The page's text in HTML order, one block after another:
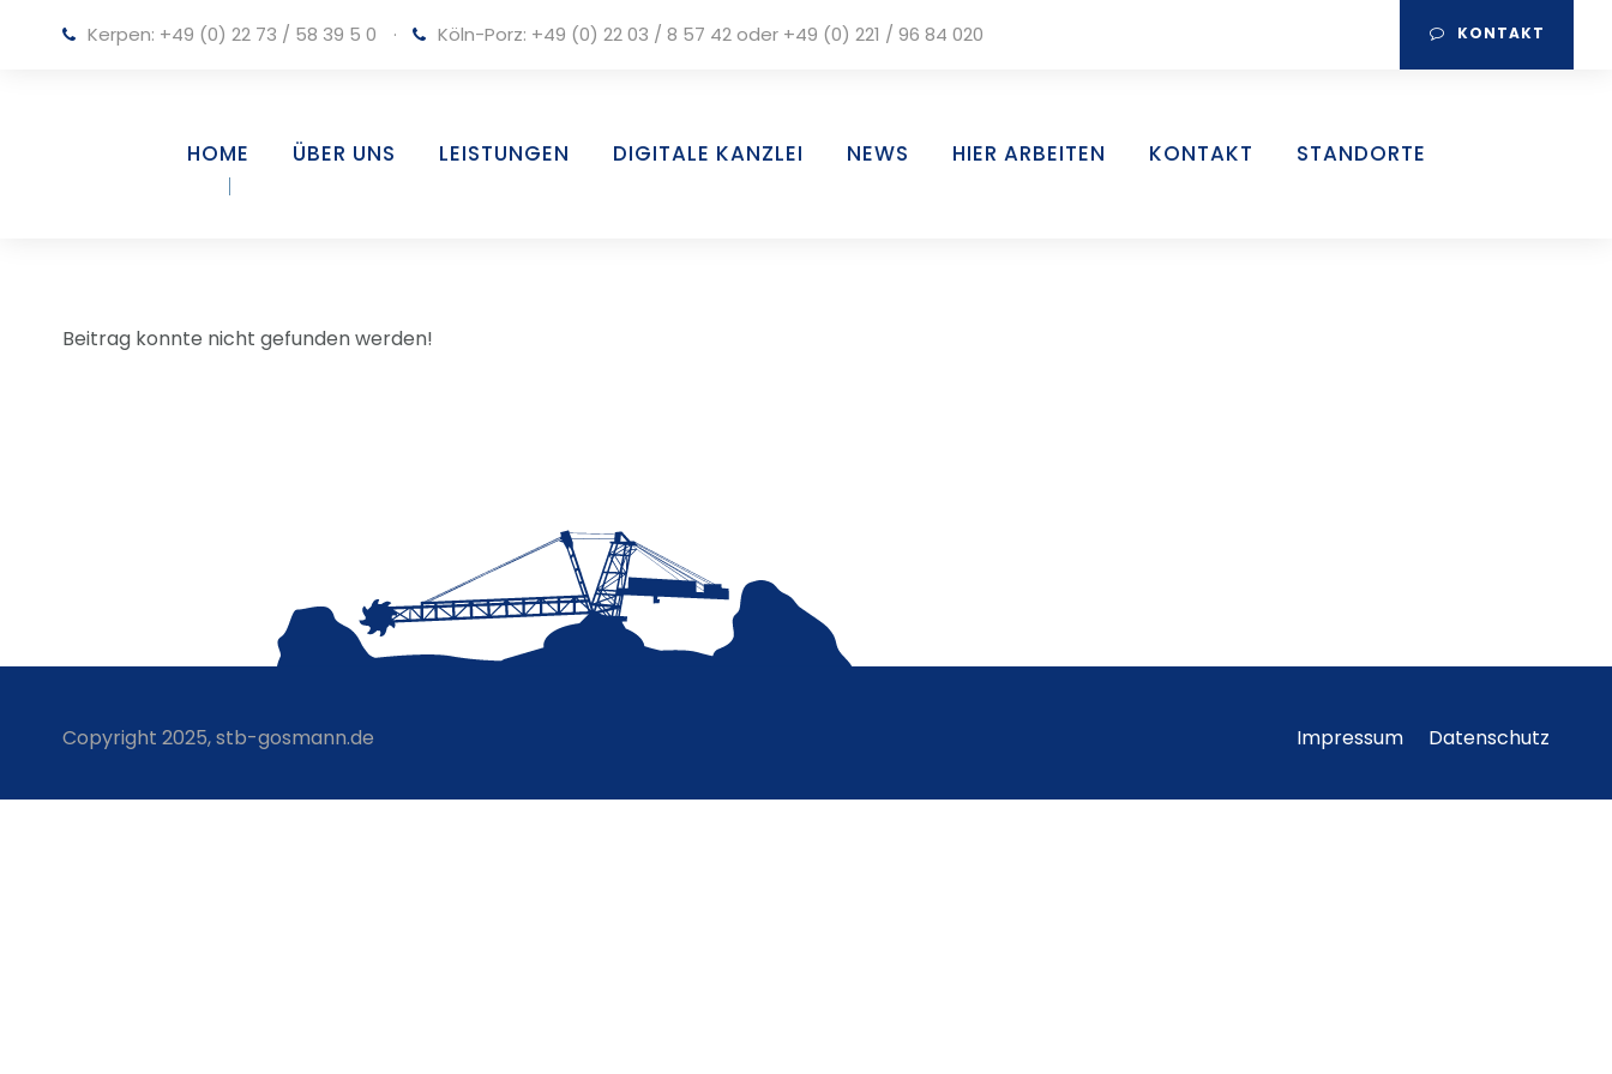
Kerpen: +49 (0) 22 73 / 58 39 5 0 · Köln-Porz: +49 (0) 22 03 / 8 57 42oder +49 (0) 221 / 96 84 020 KONTAKT
HOME ÜBER UNS LEISTUNGEN DIGITALE KANZLEI NEWS HIER ARBEITEN KONTAKT STANDORTE
Beitrag konnte nicht gefunden werden!
Copyright 2025, stb-gosmann.de Impressum Datenschutz